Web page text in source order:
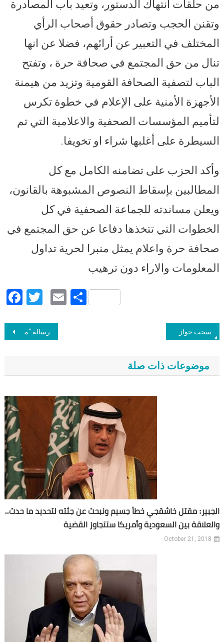
من حلقات انتهاك الدستور، وتعيد باب المصادرة
وتقنن الحجب وتصادر حقوق أصحاب الرأي
المختلف في التعبير عن أرائهم، فضلا عن انها
تنال من حق المجتمع في صحافة حرة ، وتفتح
الباب لتصفية الصحافة القومية وتزيد من هيمنة
الأجهزة الأمنية على الإعلام في خطوة تكرس
لتأميم المؤسسات الصحفية والاعلامية التي تم
السيطرة على أغلبها شراء او تخويفا.
وأكد الحزب على تضامنه الكامل مع كل
المطالبين بإسقاط النصوص المشبوهة بالقانون،
ويعلن مساندته للجماعة الصحفية في كل
الخطوات التي تتخذها دفاعا عن حق المجتمع في
صحافة حرة واعلام يمثل منبرا لحرية تداول
المعلومات والاراء دون ترهيب
Facebook
Twitter
EmailShare
Post navigation
رسالة “مراسلون بلا حدود” لرعاة كأس العالم: لا تدعوا الانتهاكات ضد الصحفيين بروسيا تشوه علاماتكم التجارية.. تحملوا مسئوليتكم
موضوعات ذات صلة
الجبير: مقتل خاشقجي خطأ جسيم ونبحث عن جثته لتحديد ما حدث..
والعلاقة بين السعودية وأمريكا ستتجاوز القضية
October 21, 2018